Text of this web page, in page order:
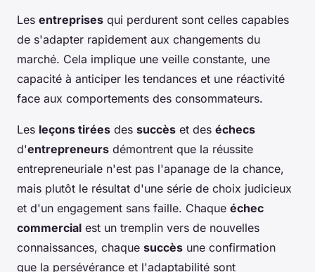
Les entreprises qui perdurent sont celles capables
de s'adapter rapidement aux changements du
marché. Cela implique une veille constante, une
capacité à anticiper les tendances et une réactivité
face aux comportements des consommateurs.
Les leçons tirées des succès et des échecs
d'entrepreneurs démontrent que la réussite
entrepreneuriale n'est pas l'apanage de la chance,
mais plutôt le résultat d'une série de choix judicieux
et d'un engagement sans faille. Chaque échec
commercial est un tremplin vers de nouvelles
connaissances, chaque succès une confirmation
que la persévérance et l'adaptabilité sont